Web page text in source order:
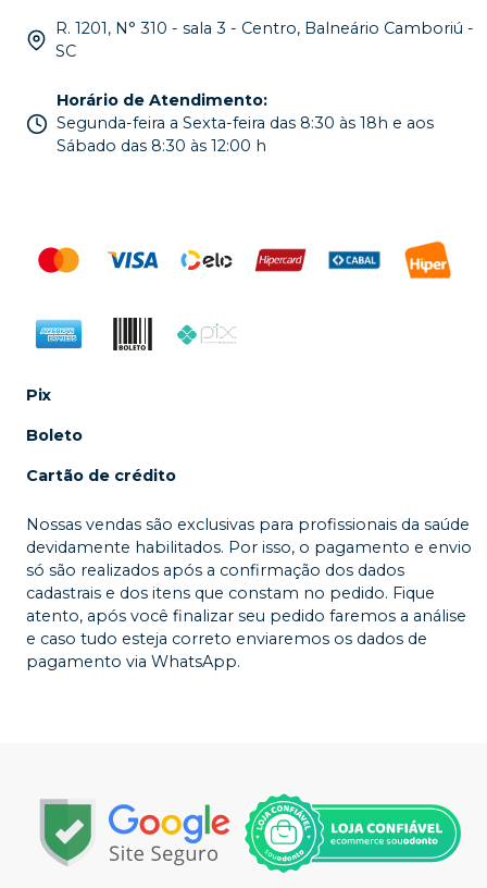
R. 1201, N° 310 - sala 3 - Centro, Balneário Camboriú -
SC
Horário de Atendimento:
Segunda-feira a Sexta-feira das 8:30 às 18h e aos
Sábado das 8:30 às 12:00 h
Pix
Boleto
Cartão de crédito
Nossas vendas são exclusivas para profissionais da saúde
devidamente habilitados. Por isso, o pagamento e envio
só são realizados após a confirmação dos dados
cadastrais e dos itens que constam no pedido. Fique
atento, após você finalizar seu pedido faremos a análise
e caso tudo esteja correto enviaremos os dados de
pagamento via WhatsApp.